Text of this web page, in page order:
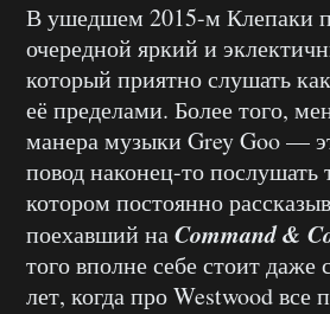
В ушедшем 2015-м Клепаки
очередной яркий и
который приятно слушать
её пределами. Более того,
манера музыки Grey Goo —
повод наконец-то послушать
котором постоянно
поехавший наCommand &
того вполне себе стоит даже
лет, когда про Westwood все